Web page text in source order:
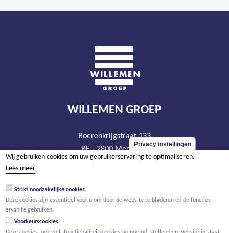
WILLEMEN GROEP
Boerenkrijgstraat 133
BE - 2800 Mechelen
tel +32 15 569 965
BTW BE 0466.256.432
Privacy instellingen
Wij gebruiken cookies om uw gebruikerservaring te optimaliseren.
Lees meer
Strikt noodzakelijke cookies
Deze cookies zijn essentieel voor u om door de website te bladeren en de functies
ervan te gebruiken.
Voorkeurscookies